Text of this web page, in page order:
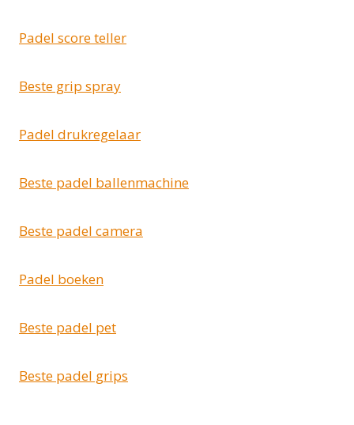
Padel score teller
Beste grip spray
Padel drukregelaar
Beste padel ballenmachine
Beste padel camera
Padel boeken
Beste padel pet
Beste padel grips